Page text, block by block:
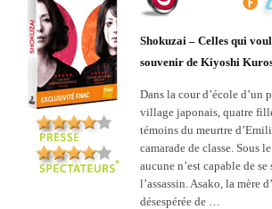
Shokuzai – Celles qui
souvenir de Kiyoshi
Dans la cour d’école d’un
village japonais, quatre
témoins du meurtre
camarade de classe. Sous
aucune n’est capable de
l’assassin. Asako, la mère
désespérée de …